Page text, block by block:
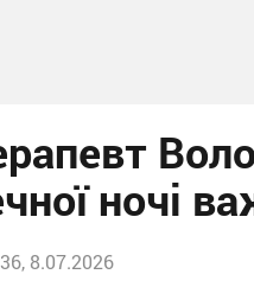
ночі
8.07.2026